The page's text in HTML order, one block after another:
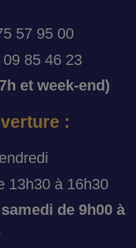
57 95 00
85 46 23
et week-end)
:
13h30 à 16h30
de 9h00 à